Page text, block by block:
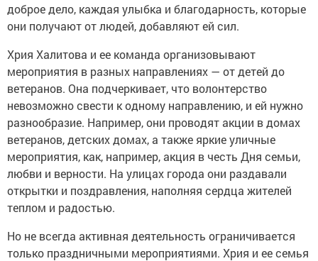
доброе дело, каждая улыбка и благодарность, которые
они получают от людей, добавляют ей сил.
Хрия Халитова и ее команда организовывают
мероприятия в разных направлениях — от детей до
ветеранов. Она подчеркивает, что волонтерство
невозможно свести к одному направлению, и ей нужно
разнообразие. Например, они проводят акции в домах
ветеранов, детских домах, а также яркие уличные
мероприятия, как, например, акция в честь Дня семьи,
любви и верности. На улицах города они раздавали
открытки и поздравления, наполняя сердца жителей
теплом и радостью.
Но не всегда активная деятельность ограничивается
только праздничными мероприятиями. Хрия и ее семья